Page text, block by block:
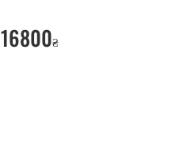
16800₴